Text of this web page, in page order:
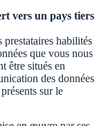
vers un pays tiers
habilités
que vous nous
être situés en
des données
sur le